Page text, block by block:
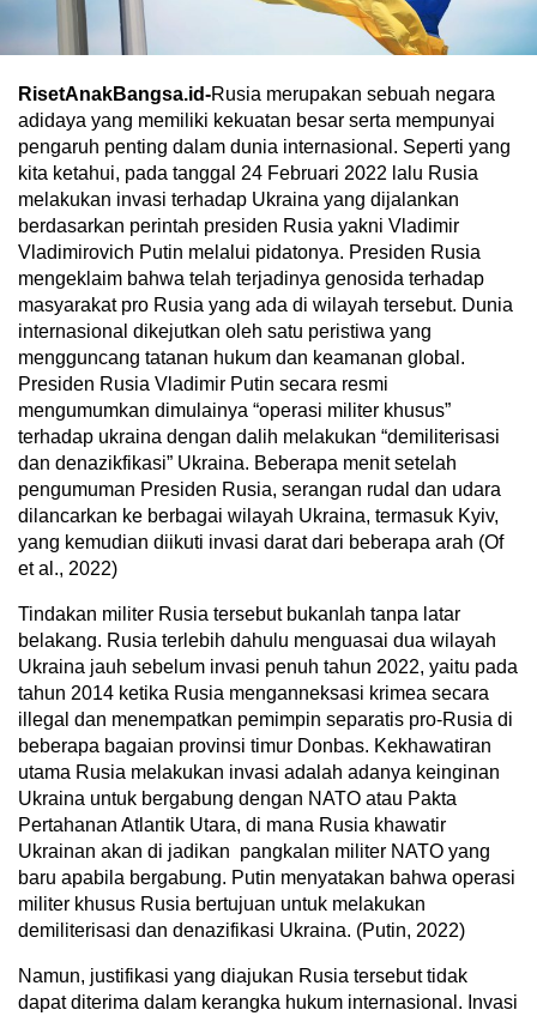
RisetAnakBangsa.id-Rusia merupakan sebuah negara
adidaya yang memiliki kekuatan besar serta mempunyai
pengaruh penting dalam dunia internasional. Seperti yang
kita ketahui, pada tanggal 24 Februari 2022 lalu Rusia
melakukan invasi terhadap Ukraina yang dijalankan
berdasarkan perintah presiden Rusia yakni Vladimir
Vladimirovich Putin melalui pidatonya. Presiden Rusia
mengeklaim bahwa telah terjadinya genosida terhadap
masyarakat pro Rusia yang ada di wilayah tersebut. Dunia
internasional dikejutkan oleh satu peristiwa yang
mengguncang tatanan hukum dan keamanan global.
Presiden Rusia Vladimir Putin secara resmi
mengumumkan dimulainya “operasi militer khusus”
terhadap ukraina dengan dalih melakukan “demiliterisasi
dan denazikfikasi” Ukraina. Beberapa menit setelah
pengumuman Presiden Rusia, serangan rudal dan udara
dilancarkan ke berbagai wilayah Ukraina, termasuk Kyiv,
yang kemudian diikuti invasi darat dari beberapa arah (Of
et al., 2022)
Tindakan militer Rusia tersebut bukanlah tanpa latar
belakang. Rusia terlebih dahulu menguasai dua wilayah
Ukraina jauh sebelum invasi penuh tahun 2022, yaitu pada
tahun 2014 ketika Rusia menganneksasi krimea secara
illegal dan menempatkan pemimpin separatis pro-Rusia di
beberapa bagaian provinsi timur Donbas. Kekhawatiran
utama Rusia melakukan invasi adalah adanya keinginan
Ukraina untuk bergabung dengan NATO atau Pakta
Pertahanan Atlantik Utara, di mana Rusia khawatir
Ukrainan akan di jadikan pangkalan militer NATO yang
baru apabila bergabung. Putin menyatakan bahwa operasi
militer khusus Rusia bertujuan untuk melakukan
demiliterisasi dan denazifikasi Ukraina. (Putin, 2022)
Namun, justifikasi yang diajukan Rusia tersebut tidak
dapat diterima dalam kerangka hukum internasional. Invasi